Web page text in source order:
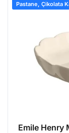
Pastane, Çikolata
Emile Henry